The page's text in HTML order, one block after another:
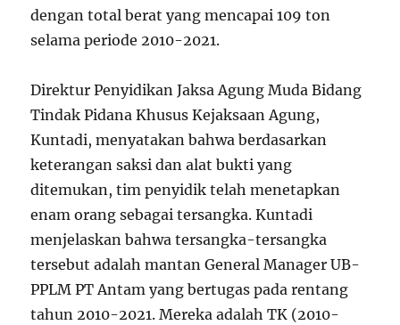
dengan total berat yang mencapai 109 ton
selama periode 2010-2021.
Direktur Penyidikan Jaksa Agung Muda Bidang
Tindak Pidana Khusus Kejaksaan Agung,
Kuntadi, menyatakan bahwa berdasarkan
keterangan saksi dan alat bukti yang
ditemukan, tim penyidik telah menetapkan
enam orang sebagai tersangka. Kuntadi
menjelaskan bahwa tersangka-tersangka
tersebut adalah mantan General Manager UB-
PPLM PT Antam yang bertugas pada rentang
tahun 2010-2021. Mereka adalah TK (2010-